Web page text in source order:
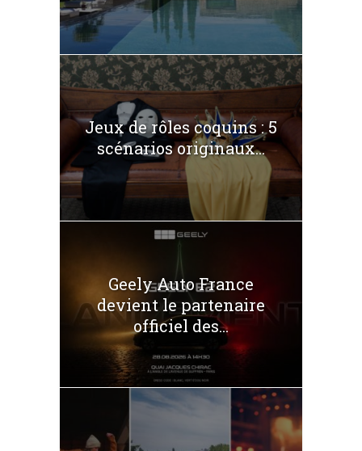
Jeux de rôles coquins : 5
scénarios originaux...
Geely Auto France
devient le partenaire
officiel des...